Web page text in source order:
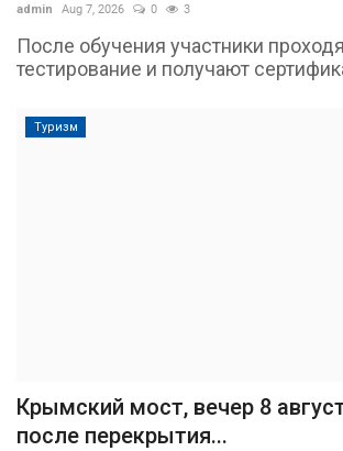
admin Aug 7, 2026 0 3
После обучения участники
тестирование и получают
Туризм
Крымский мост, вечер 8
после перекрытия...